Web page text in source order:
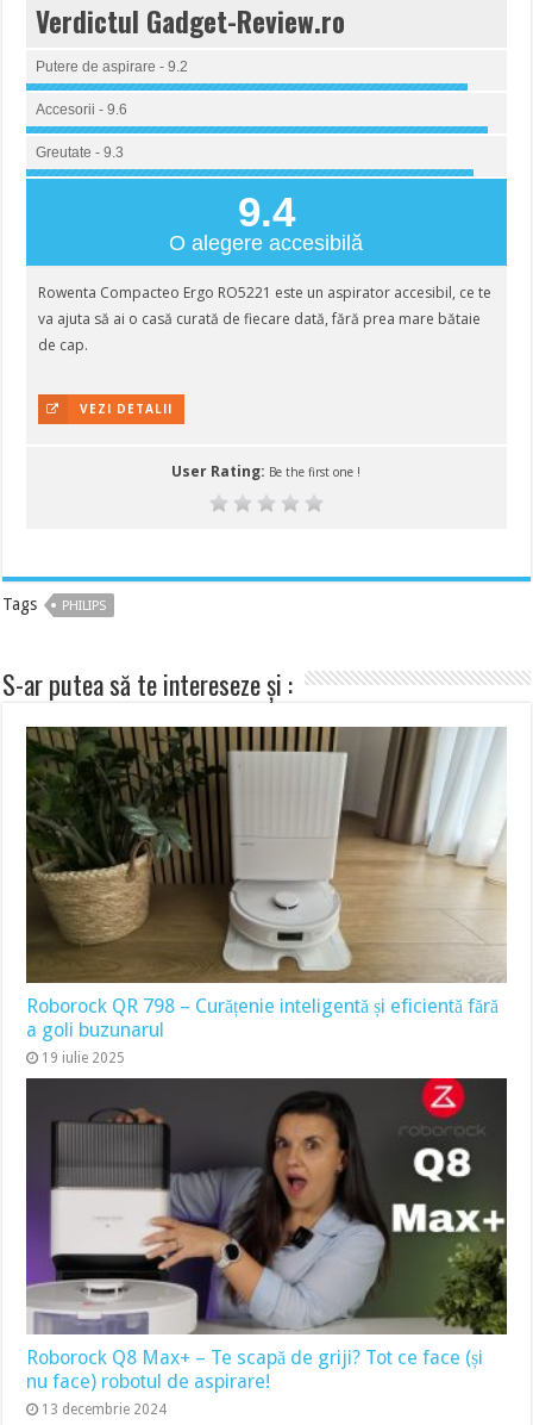
Verdictul Gadget-Review.ro
Putere de aspirare - 9.2
Accesorii - 9.6
Greutate - 9.3
9.4
O alegere accesibilă
Rowenta Compacteo Ergo RO5221 este un aspirator accesibil, ce te
va ajuta să ai o casă curată de fiecare dată, fără prea mare bătaie
de cap.
VEZI DETALII
User Rating: Be the first one !
Tags PHILIPS
S-ar putea să te intereseze și :
Roborock QR 798 – Curățenie inteligentă și eficientă fără
a goli buzunarul
19 iulie 2025
Roborock Q8 Max+ – Te scapă de griji? Tot ce face (și
nu face) robotul de aspirare!
13 decembrie 2024